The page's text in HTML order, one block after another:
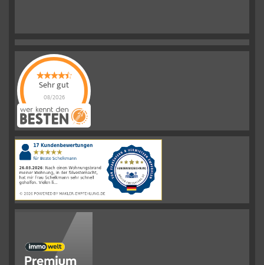
Sehr gut
08/2026
Schelkmann
Immobilienhat
|110Schelkmann
ImmobilienBewertungen
auf
werkenntdenBESTEN.de